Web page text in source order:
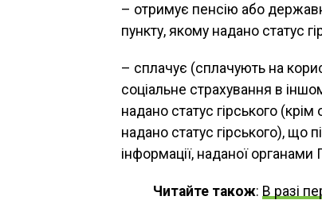
– отримує пенсію або
пункту, якому надано статус
– сплачує (сплачують на
соціальне страхування в
надано статус гірського
надано статус гірського), що
інформації, наданої
Читайте також: В разі